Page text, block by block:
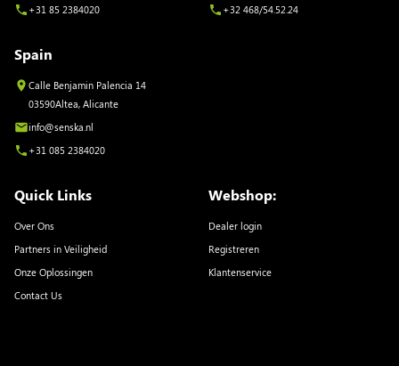
+31 85 2384020
+32 468/54.52.24
Spain
Calle Benjamin Palencia 14
03590Altea, Alicante
info@senska.nl
+31 085 2384020
Quick Links
Over Ons
Partners in Veiligheid
Onze Oplossingen
Contact Us
Webshop:
Dealer login
Registreren
Klantenservice